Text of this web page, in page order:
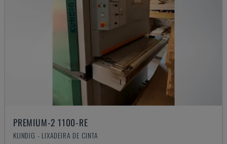
PREMIUM-2 1100-RE
KUNDIG - LIXADEIRA DE CINTA